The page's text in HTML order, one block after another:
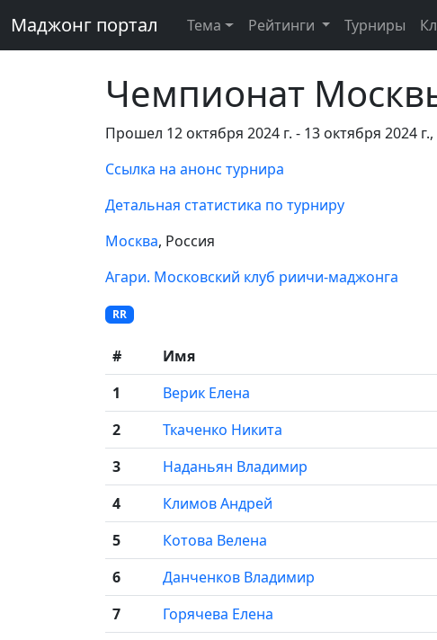
Маджонг портал Тема Рейтинги Турниры
Чемпионат
Прошел 12 октября 2024 г. - 13 октября 2024
Ссылка на анонс турнира
Детальная статистика по турниру
Москва, Россия
Агари. Московский клуб риичи-маджонга
RR
# Имя
1
Верик Елена
2
Ткаченко Никита
3
Наданьян Владимир
4
Климов Андрей
5
Котова Велена
6
Данченков Владимир
7
Горячева Елена